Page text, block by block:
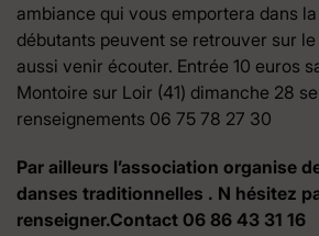
ambiance qui vous emportera dans
débutants peuvent se retrouver sur
aussi venir écouter. Entrée 10 euros
Montoire sur Loir (41) dimanche 28
renseignements 06 75 78 27 30
Par ailleurs l’association organise
danses traditionnelles . N hésitez
renseigner.Contact 06 86 43 31 16